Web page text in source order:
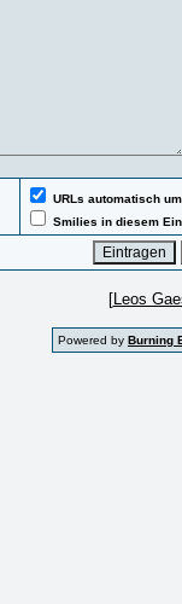
URLs automatisch
Smilies in diesem
[Leos
Powered by Burning